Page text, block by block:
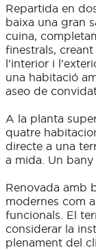
Repartida en
baixa una gran
cuina,
finestrals,
l'interior i
una habitació
aseo de
A la planta
quatre
directe a una
a mida. Un bany
Renovada amb
modernes com
funcionals. El
considerar la
plenament del